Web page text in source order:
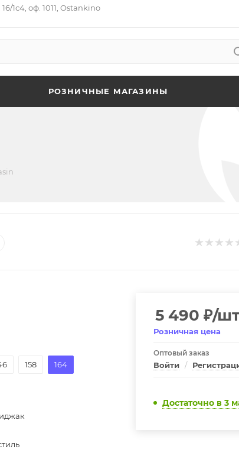
1с4, оф. 1011, Ostankino
РОЗНИЧНЫЕ МАГАЗИНЫ
158 164
5 490 ₽/
Розничная цена
Оптовый заказ
Войти /
Достаточно в 3